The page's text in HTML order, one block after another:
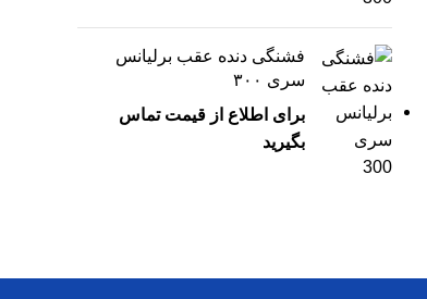
فشنگی دنده عقب برلیانس
سری ۳۰۰
برای اطلاع از قیمت تماس
بگیرید